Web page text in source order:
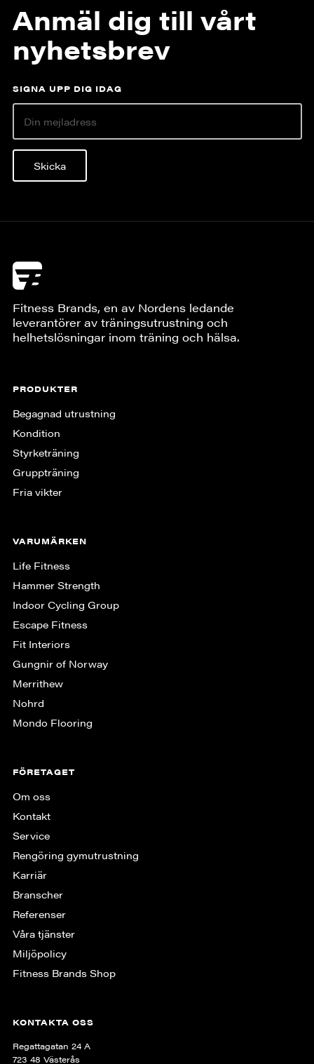
Anmäl dig till vårt
nyhetsbrev
SIGNA UPP DIG IDAG
Skicka
Fitness Brands, en av Nordens ledande
leverantörer av träningsutrustning och
helhetslösningar inom träning och hälsa.
PRODUKTER
Begagnad utrustning
Kondition
Styrketräning
Gruppträning
Fria vikter
VARUMÄRKEN
Life Fitness
Hammer Strength
Indoor Cycling Group
Escape Fitness
Fit Interiors
Gungnir of Norway
Merrithew
Nohrd
Mondo Flooring
FÖRETAGET
Om oss
Kontakt
Service
Rengöring gymutrustning
Karriär
Branscher
Referenser
Våra tjänster
Miljöpolicy
Fitness Brands Shop
KONTAKTA OSS
Regattagatan 24 A
723 48 Västerås